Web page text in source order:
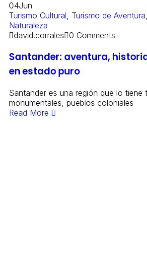
04Jun
Turismo Cultural, Turismo de Aventura,
Naturaleza
david.corrales 0 Comments
Santander: aventura,
en estado puro
Santander es una región que lo tiene
monumentales, pueblos coloniales
Read More